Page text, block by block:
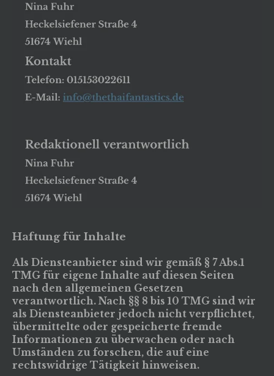
Haftung für Inhalte
Als Diensteanbieter sind wir gemäß § 7 Abs.1
TMG für eigene Inhalte auf diesen Seiten
nach den allgemeinen Gesetzen
verantwortlich. Nach §§ 8 bis 10 TMG sind wir
als Diensteanbieter jedoch nicht verpflichtet,
übermittelte oder gespeicherte fremde
Informationen zu überwachen oder nach
Umständen zu forschen, die auf eine
rechtswidrige Tätigkeit hinweisen.